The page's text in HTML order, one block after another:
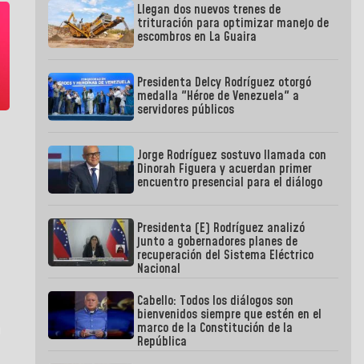
Llegan dos nuevos trenes de
trituración para optimizar manejo de
escombros en La Guaira
Presidenta Delcy Rodríguez otorgó
medalla "Héroe de Venezuela" a
servidores públicos
Jorge Rodríguez sostuvo llamada con
Dinorah Figuera y acuerdan primer
encuentro presencial para el diálogo
Presidenta (E) Rodríguez analizó
junto a gobernadores planes de
recuperación del Sistema Eléctrico
Nacional
Cabello: Todos los diálogos son
bienvenidos siempre que estén en el
marco de la Constitución de la
República